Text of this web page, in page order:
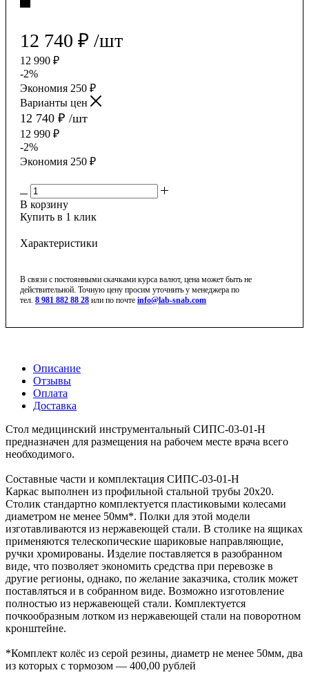
12 740 ₽ /шт
12 990 ₽
-2%
Экономия 250 ₽
Варианты цен
12 740 ₽ /шт
12 990 ₽
-2%
Экономия 250 ₽
В корзину
Купить в 1 клик
Характеристики
В связи с постоянными скачками курса валют, цена может быть не
действительной. Точную цену просим уточнить у менеджера по
тел. 8 981 882 88 28 или по почте info@lab-snab.com
Описание
Отзывы
Оплата
Доставка
Стол медицинский инструментальный СИПС-03-01-Н
предназначен для размещения на рабочем месте врача всего
необходимого.
Составные части и комплектация СИПС-03-01-Н
Каркас выполнен из профильной стальной трубы 20х20.
Столик стандартно комплектуется пластиковыми колесами
диаметром не менее 50мм*. Полки для этой модели
изготавливаются из нержавеющей стали. В столике на ящиках
применяются телескопические шариковые направляющие,
ручки хромированы. Изделие поставляется в разобранном
виде, что позволяет экономить средства при перевозке в
другие регионы, однако, по желание заказчика, столик может
поставляться и в собранном виде. Возможно изготовление
полностью из нержавеющей стали. Комплектуется
почкообразным лотком из нержавеющей стали на поворотном
кронштейне.
*Комплект колёс из серой резины, диаметр не менее 50мм, два
из которых с тормозом — 400,00 рублей